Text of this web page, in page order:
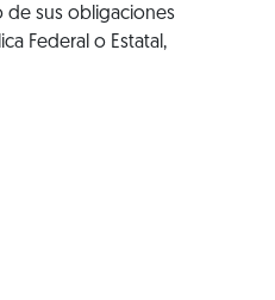
de sus obligaciones
Federal o Estatal,